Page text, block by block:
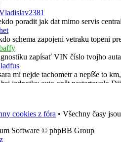
poradit jak dat mimo servis
schema zapojeni vetraku topeni
zapísať VIN číslo tvojho
mi nejde tachometr a nepíše to
jednotky auto opět
zpětné montáži originálního radia
Xsary? Konkrétně výměna
cookies z fóra • Všechny časy
Software © phpBB Group